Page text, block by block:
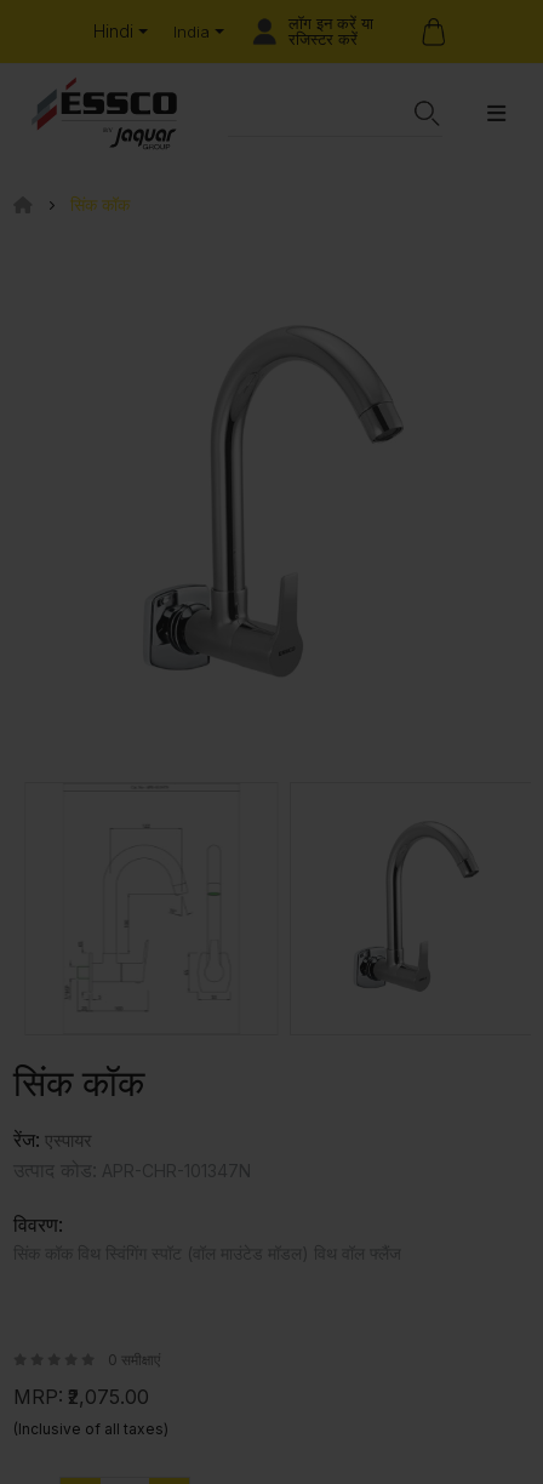
Hindi India
लॉग इन करें या
रजिस्टर करें
सिंक कॉक
सिंक कॉक
रेंज: एस्पायर
विवरण:
0 समीक्षाएं
MRP: ₹2,075.00
(Inclusive of all taxes)